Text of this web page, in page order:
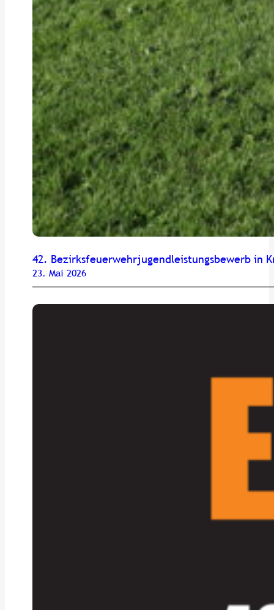
42. Bezirksfeuerwehrjugendleistungsbewerb in
23. Mai 2026